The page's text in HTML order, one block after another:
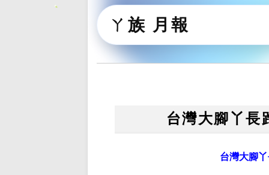
ㄚ族 月報
台灣大腳丫長
台灣大腳